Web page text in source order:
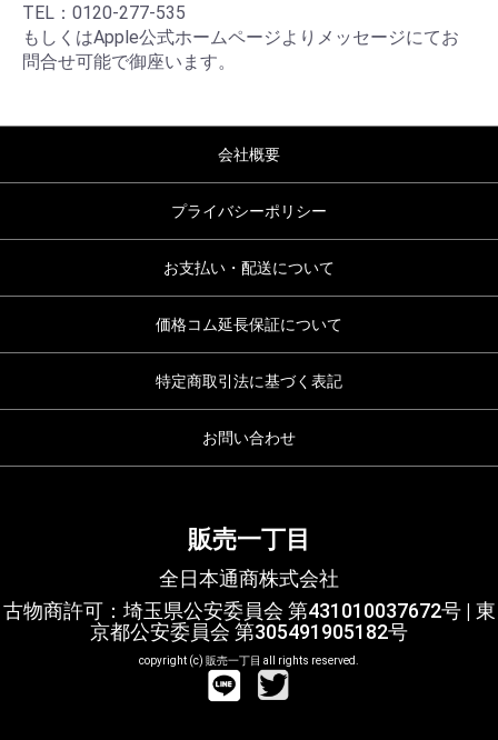
TEL：0120-277-535
もしくはApple公式ホームページよりメッセージにてお
問合せ可能で御座います。
会社概要
プライバシーポリシー
お支払い・配送について
価格コム延長保証について
特定商取引法に基づく表記
お問い合わせ
販売一丁目
全日本通商株式会社
古物商許可：埼玉県公安委員会 第431010037672号 | 東
京都公安委員会 第305491905182号
copyright (c) 販売一丁目 all rights reserved.